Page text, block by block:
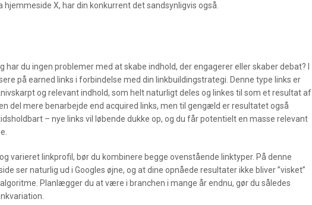
X, har din konkurrent det sandsynligvis også.
har du ingen problemer med at skabe indhold, der engagerer eller skaber debat? I
på earned links i forbindelse med din linkbuildingstrategi. Denne type links er
og relevant indhold, som helt naturligt deles og linkes til som et resultat af
del mere benarbejde end acquired links, men til gengæld er resultatet også
– nye links vil løbende dukke op, og du får potentielt en masse relevant
varieret linkprofil, bør du kombinere begge ovenstående linktyper. På denne
ser naturlig ud i Googles øjne, og at dine opnåede resultater ikke bliver ”visket”
Planlægger du at være i branchen i mange år endnu, gør du således